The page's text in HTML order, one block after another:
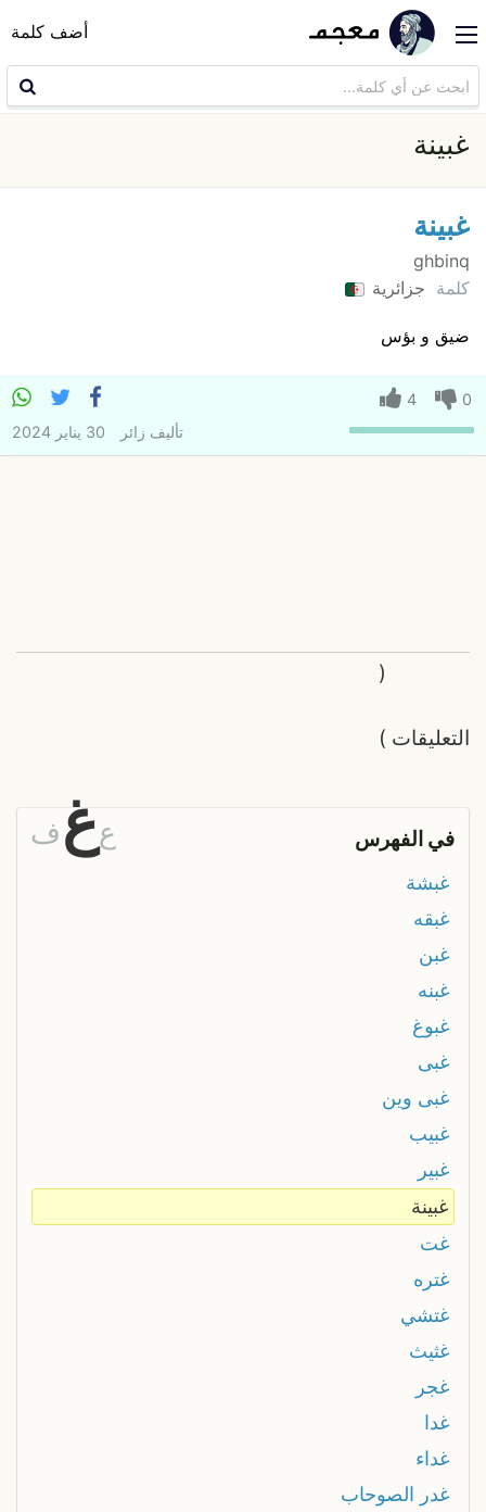
أضف كلمة
غبينة
غبينة
ghbinq
كلمة جزائرية
ضيق و بؤس
0
4
تأليف زائر 30 يناير 2024
التعليقات
(
)
في الفهرس عغف
غبشة
غبقه
غبن
غبنه
غبوغ
غبى
غبى وين
غبيب
غبير
غبينة
غت
غتره
غتشي
غثيث
غجر
غدا
غداء
غدر الصوحاب